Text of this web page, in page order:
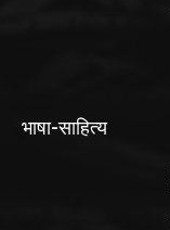
भाषा-साहित्य